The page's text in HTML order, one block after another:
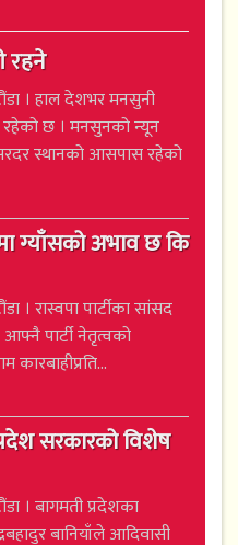
रहने
। हाल देशभर मनसुनी
रहेको छ । मनसुनको न्यून
स्थानको आसपास रहेको
ग्याँसको अभाव छ कि
। रास्वपा पार्टीका सांसद
पार्टी नेतृत्वको
सरकारको विशेष
। बागमती प्रदेशका
बानियाँले आदिवासी